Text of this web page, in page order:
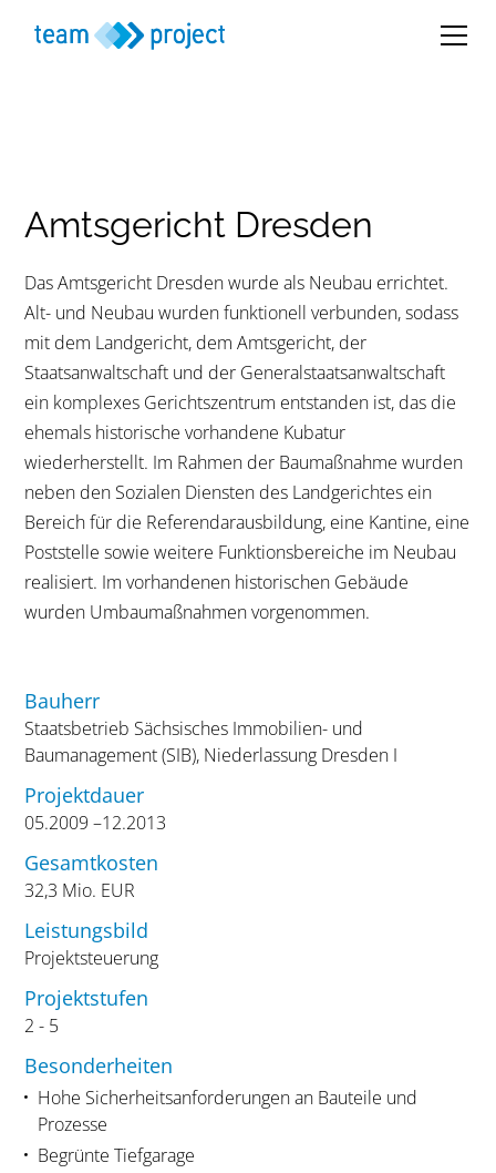
Amtsgericht Dresden
Das Amtsgericht Dresden wurde als Neubau errichtet.
Alt- und Neubau wurden funktionell verbunden, sodass
mit dem Landgericht, dem Amtsgericht, der
Staatsanwaltschaft und der Generalstaatsanwaltschaft
ein komplexes Gerichtszentrum entstanden ist, das die
ehemals historische vorhandene Kubatur
wiederherstellt. Im Rahmen der Baumaßnahme wurden
neben den Sozialen Diensten des Landgerichtes ein
Bereich für die Referendarausbildung, eine Kantine, eine
Poststelle sowie weitere Funktionsbereiche im Neubau
realisiert. Im vorhandenen historischen Gebäude
wurden Umbaumaßnahmen vorgenommen.
Bauherr
Staatsbetrieb Sächsisches Immobilien- und
Baumanagement (SIB), Niederlassung Dresden I
Projektdauer
05.2009 –12.2013
Gesamtkosten
32,3 Mio. EUR
Leistungsbild
Projektsteuerung
Projektstufen
2 - 5
Besonderheiten
Hohe Sicherheitsanforderungen an Bauteile und
Prozesse
Begrünte Tiefgarage